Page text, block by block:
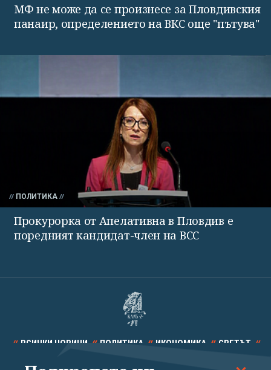
МФ не може да се произнесе за Пловдивския
панаир, определението на ВКС още "пътува"
ПОЛИТИКА
Прокурорка от Апелативна в Пловдив е
поредният кандидат-член на ВСС
ВСИЧКИ НОВИНИ ПОЛИТИКА ИКОНОМИКА СВЕТЪТ
СПОРТ КУЛТУРА ТЕХНОЛОГИИ КАЛЕЙДОСКОП